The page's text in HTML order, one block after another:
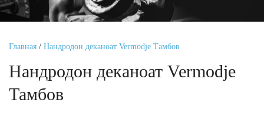
Главная / Нандродон деканоат Vermodje Тамбов
Нандродон деканоат Vermodje
Тамбов